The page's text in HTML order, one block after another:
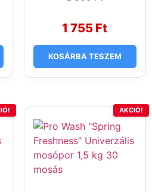
2
869 Ft.
1 755 Ft
1
755 Ft.
KOSÁRBA TESZEM
AKCIÓ!